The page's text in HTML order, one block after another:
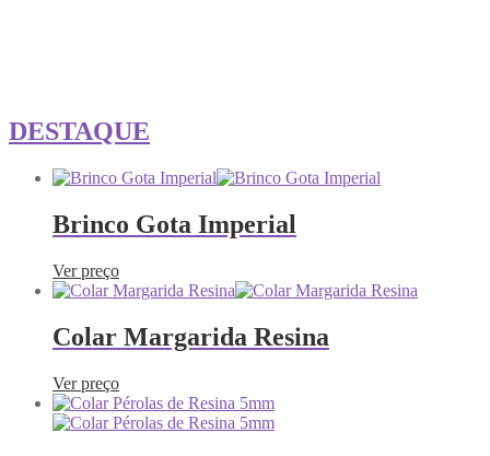
DESTAQUE
Brinco Gota Imperial
Ver preço
Colar Margarida Resina
Ver preço